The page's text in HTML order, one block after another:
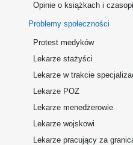
Opinie o książkach i
Problemy społeczności
Protest medyków
Lekarze stażyści
Lekarze w trakcie
Lekarze POZ
Lekarze menedżerowie
Lekarze wojskowi
Lekarze pracujący za